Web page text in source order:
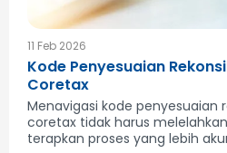
11 Feb 2026
Kode Penyesuaian
Coretax
Menavigasi kode penyesuaian
coretax tidak harus
terapkan proses yang lebih